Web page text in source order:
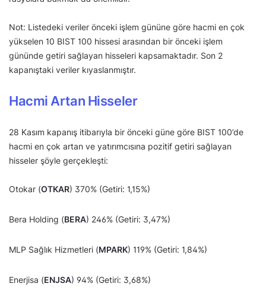
Not: Listedeki veriler önceki işlem gününe göre hacmi en çok
yükselen 10 BIST 100 hissesi arasından bir önceki işlem
gününde getiri sağlayan hisseleri kapsamaktadır. Son 2
kapanıştaki veriler kıyaslanmıştır.
Hacmi Artan Hisseler
28 Kasım kapanış itibarıyla bir önceki güne göre BIST 100’de
hacmi en çok artan ve yatırımcısına pozitif getiri sağlayan
hisseler şöyle gerçekleşti:
Otokar (OTKAR) 370% (Getiri: 1,15%)
Bera Holding (BERA) 246% (Getiri: 3,47%)
MLP Sağlık Hizmetleri (MPARK) 119% (Getiri: 1,84%)
Enerjisa (ENJSA) 94% (Getiri: 3,68%)